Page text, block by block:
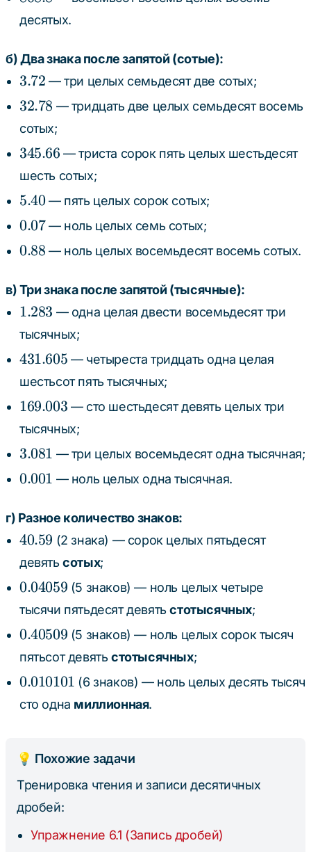
десятых.
б) Два знака после запятой (сотые):
3.72
3.72 — три целых семьдесят две сотых;
32.78
32.78 — тридцать две целых семьдесят восемь
сотых;
345.66
345.66 — триста сорок пять целых шестьдесят
шесть сотых;
5.40
5.40— пять целых сорок сотых;
0.07
0.07— ноль целых семь сотых;
0.88
0.88 — ноль целых восемьдесят восемь сотых.
в) Три знака после запятой (тысячные):
1.283
1.283 — одна целая двести восемьдесят три
тысячных;
431.605
431.605 — четыреста тридцать одна целая
шестьсот пять тысячных;
169.003
169.003 — сто шестьдесят девять целых три
тысячных;
3.081
3.081 — три целых восемьдесят одна тысячная;
0.001
0.001 — ноль целых одна тысячная.
г) Разное количество знаков:
40.59
40.59 (2 знака) — сорок целых пятьдесят
девятьсотых;
0.04059
0.04059 (5 знаков) — ноль целых четыре
тысячи пятьдесят девятьстотысячных;
0.40509
0.40509 (5 знаков) — ноль целых сорок тысяч
пятьсот девятьстотысячных;
0.010101
0.010101 (6 знаков) — ноль целых десять тысяч
сто одна миллионная.
💡 Похожие задачи
Тренировка чтения и записи десятичных
дробей:
Упражнение 6.1 (Запись дробей)